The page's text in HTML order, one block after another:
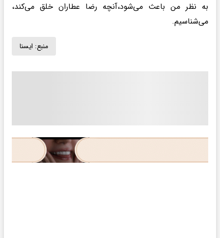
به نظر من باعث می‌شود،آنچه رضا عطاران خلق می‌کند،
می‌شناسیم.
منبع: ايسنا